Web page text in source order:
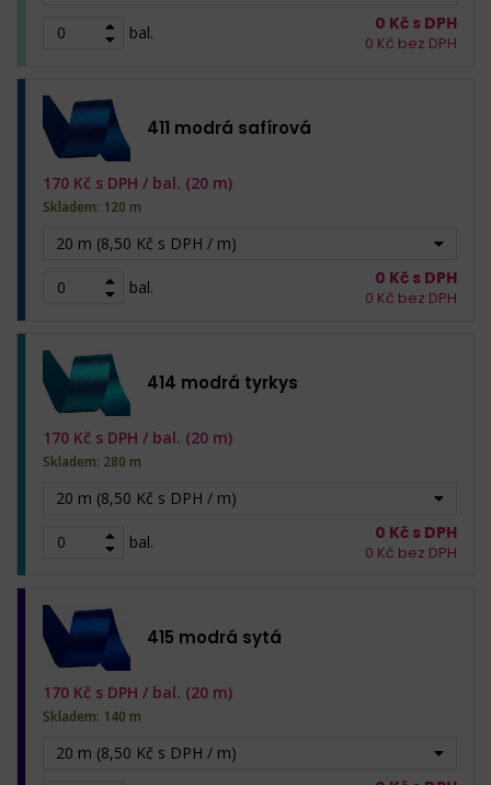
bal. 0 Kč s DPH
0 Kč bez DPH
411 modrá safírová
20 m (8,50 Kč s DPH / m)
bal.
170 Kč s DPH / bal. (20 m)
Skladem: 120 m
0 Kč s DPH
0 Kč bez DPH
414 modrá tyrkys
20 m (8,50 Kč s DPH / m)
bal.
170 Kč s DPH / bal. (20 m)
Skladem: 280 m
0 Kč s DPH
0 Kč bez DPH
415 modrá sytá
20 m (8,50 Kč s DPH / m)
170 Kč s DPH / bal. (20 m)
Skladem: 140 m